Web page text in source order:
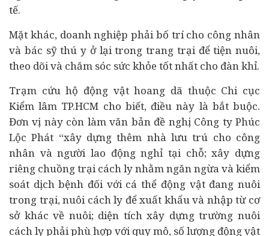
tế.
Mặt khác, doanh nghiệp phải bố trí cho công nhân
và bác sỹ thú y ở lại trong trang trại để tiện nuôi,
theo dõi và chăm sóc sức khỏe tốt nhất cho đàn khỉ.
Trạm cứu hộ động vật hoang dã thuộc Chi cục
Kiểm lâm TP.HCM cho biết, điều này là bắt buộc.
Đơn vị này còn làm văn bản đề nghị Công ty Phúc
Lộc Phát “xây dựng thêm nhà lưu trú cho công
nhân và người lao động nghỉ tại chỗ; xây dựng
riêng chuồng trại cách ly nhằm ngăn ngừa và kiểm
soát dịch bệnh đối với cá thể động vật đang nuôi
trong trại, nuôi cách ly để xuất khẩu và nhập từ cơ
sở khác về nuôi; diện tích xây dựng trường nuôi
cách ly phải phù hợp với quy mô, số lượng động vật